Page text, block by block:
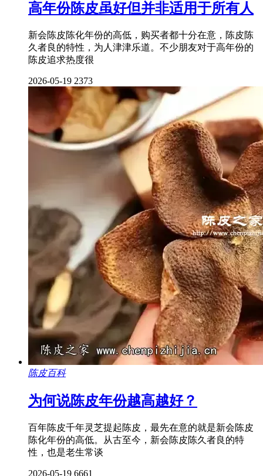
高年份陈皮虽好但并非适用于所有人
新会陈皮陈化年份的高低，购买者都十分在意，陈皮陈
久者良的特性，为人津津乐道。不少朋友对于高年份的
陈皮追求热度很
2026-05-19 2373
陈皮百科
为何说陈皮年份越高越好？
百年陈皮千年灵芝提起陈皮，最先在意的就是新会陈皮
陈化年份的高低。从古至今，新会陈皮陈久者良的特
性，也是老生常谈
2026-05-19 6661